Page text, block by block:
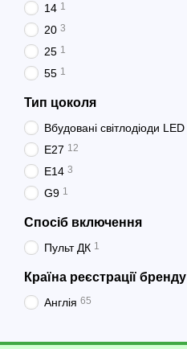
14 1
20 3
25 1
55 1
Тип цоколя
Вбудовані світлодіоди LED
E27 12
E14 3
G9 1
Спосіб включення
Пульт ДК 1
Країна реєстрації бренду
Англія 65